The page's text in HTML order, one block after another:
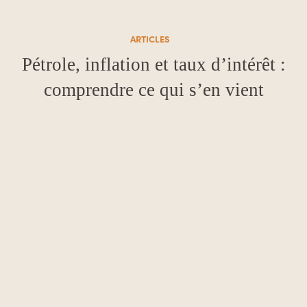
ARTICLES
Pétrole, inflation et taux d’intérêt :
comprendre ce qui s’en vient